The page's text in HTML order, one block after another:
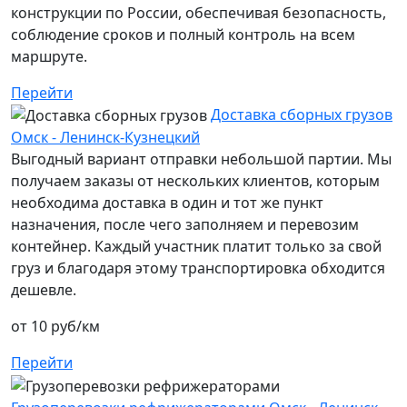
конструкции по России, обеспечивая безопасность,
соблюдение сроков и полный контроль на всем
маршруте.
Перейти
Доставка сборных грузов
Омск - Ленинск-Кузнецкий
Выгодный вариант отправки небольшой партии. Мы
получаем заказы от нескольких клиентов, которым
необходима доставка в один и тот же пункт
назначения, после чего заполняем и перевозим
контейнер. Каждый участник платит только за свой
груз и благодаря этому транспортировка обходится
дешевле.
от 10 руб/км
Перейти